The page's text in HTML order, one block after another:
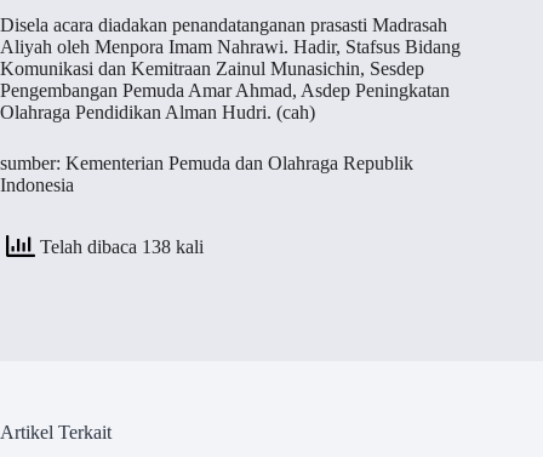
Disela acara diadakan penandatanganan prasasti Madrasah
Aliyah oleh Menpora Imam Nahrawi. Hadir, Stafsus Bidang
Komunikasi dan Kemitraan Zainul Munasichin, Sesdep
Pengembangan Pemuda Amar Ahmad, Asdep Peningkatan
Olahraga Pendidikan Alman Hudri. (cah)
sumber: Kementerian Pemuda dan Olahraga Republik
Indonesia
Telah dibaca 138 kali
Artikel Terkait